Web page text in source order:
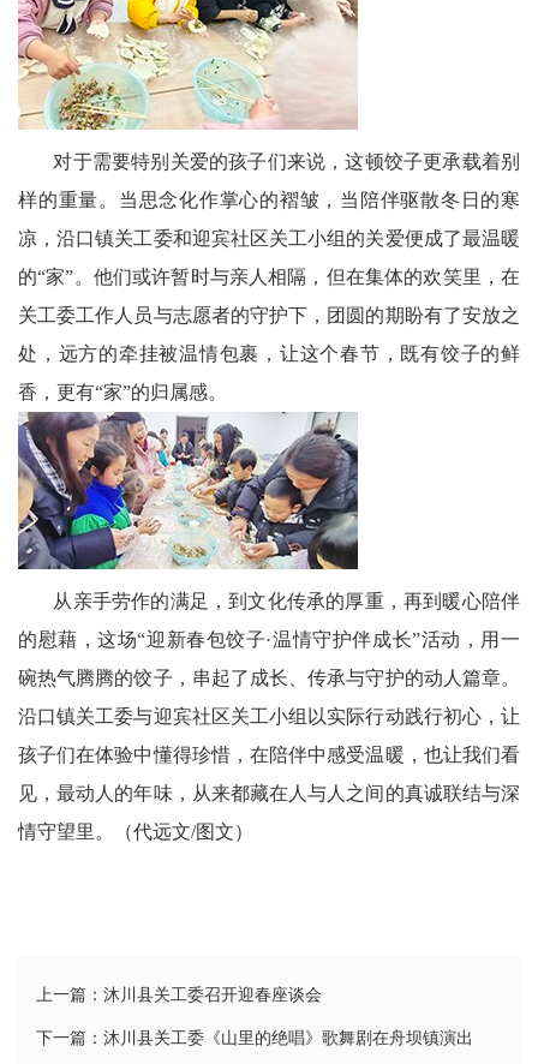
文
学
对于需要特别关爱的孩子们来说，这顿饺子更承载着别
样的重量。当思念化作掌心的褶皱，当陪伴驱散冬日的寒
凉，沿口镇关工委和迎宾社区关工小组的关爱便成了最温暖
的“家”。他们或许暂时与亲人相隔，但在集体的欢笑里，在
关工委工作人员与志愿者的守护下，团圆的期盼有了安放之
处，远方的牵挂被温情包裹，让这个春节，既有饺子的鲜
香，更有“家”的归属感。
从亲手劳作的满足，到文化传承的厚重，再到暖心陪伴
的慰藉，这场“迎新春包饺子·温情守护伴成长”活动，用一
碗热气腾腾的饺子，串起了成长、传承与守护的动人篇章。
沿口镇关工委与迎宾社区关工小组以实际行动践行初心，让
孩子们在体验中懂得珍惜，在陪伴中感受温暖，也让我们看
见，最动人的年味，从来都藏在人与人之间的真诚联结与深
情守望里。（代远文/图文）
上一篇：沐川县关工委召开迎春座谈会
下一篇：沐川县关工委《山里的绝唱》歌舞剧在舟坝镇演出